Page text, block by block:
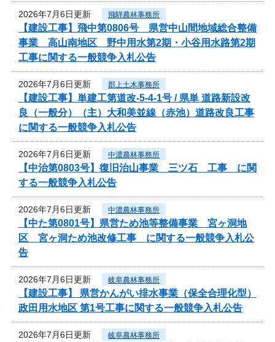
2026年7月6日更新 飛騨農林事務所
【建設工事】飛中第0806号 県営中山間地域総合整備
事業 高山南地区 野中用水第2期・小谷用水路第2期
工事に関する一般競争入札公告
2026年7月6日更新 郡上土木事務所
【建設工事】単建工第道改-5-4-1号 / 県単 道路新設改
良（一般分）（主）大和美並線（赤池）道路改良工事
に関する一般競争入札公告
2026年7月6日更新 中濃農林事務所
【中治第0803号】復旧治山事業 三ツ石 工事 に関
する一般競争入札公告
2026年7月6日更新 中濃農林事務所
【中た第0801号】県営ため池等整備事業 宮ヶ洞地
区 宮ヶ洞ため池改修工事 に関する一般競争入札公
告
2026年7月6日更新 岐阜農林事務所
【建設工事】 県営かんがい排水事業（保全合理化型）
政田用水地区 第1号工事に関する一般競争入札公告
2026年7月6日更新 岐阜農林事務所